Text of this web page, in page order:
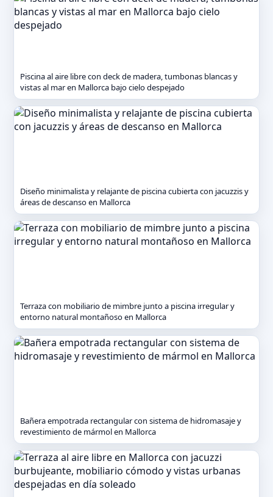
Piscina al aire libre con deck de madera, tumbonas blancas y
vistas al mar en Mallorca bajo cielo despejado
Diseño minimalista y relajante de piscina cubierta con jacuzzis y
áreas de descanso en Mallorca
Terraza con mobiliario de mimbre junto a piscina irregular y
entorno natural montañoso en Mallorca
Bañera empotrada rectangular con sistema de hidromasaje y
revestimiento de mármol en Mallorca